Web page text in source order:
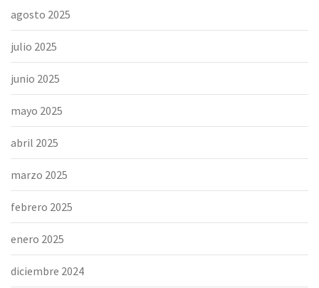
agosto 2025
julio 2025
junio 2025
mayo 2025
abril 2025
marzo 2025
febrero 2025
enero 2025
diciembre 2024